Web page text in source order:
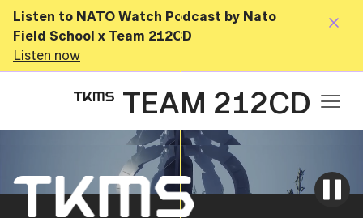
Listen to NATO Watch Podcast by Nato
Field School x Team 212CD
Listen now
TEAM 212CD